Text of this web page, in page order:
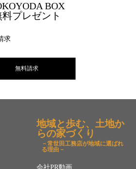
BOX
料プレゼント
求
無料請求
地域と歩む、土地か
らの家づくり
－常世田工務店が地域に選ばれ
る理由－
会社PR動画